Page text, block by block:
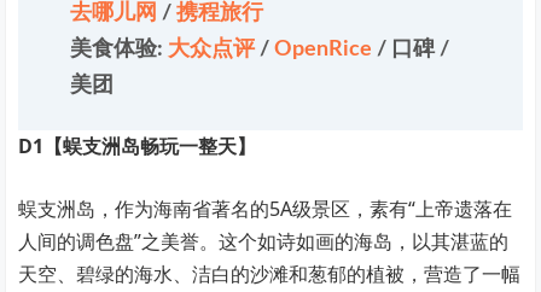
去哪儿网 /携程旅行
美食体验: 大众点评 /OpenRice / 口碑 /
美团
D1【蜈支洲岛畅玩一整天】
蜈支洲岛，作为海南省著名的5A级景区，素有“上帝遗落在
人间的调色盘”之美誉。这个如诗如画的海岛，以其湛蓝的
天空、碧绿的海水、洁白的沙滩和葱郁的植被，营造了一幅